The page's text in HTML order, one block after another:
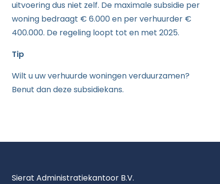
uitvoering dus niet zelf. De maximale subsidie per
woning bedraagt € 6.000 en per verhuurder €
400.000. De regeling loopt tot en met 2025.
Tip
Wilt u uw verhuurde woningen verduurzamen?
Benut dan deze subsidiekans.
Sierat Administratiekantoor B.V.